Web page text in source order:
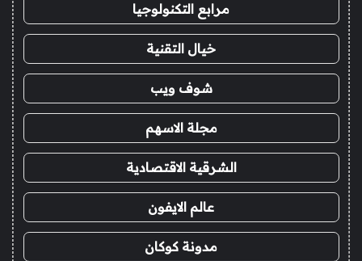
مرابع التكنولوجيا
خيال التقنية
شوف ويب
مجلة الاسهم
الشرقية الاقتصادية
عالم الايفون
مدونة كوكان